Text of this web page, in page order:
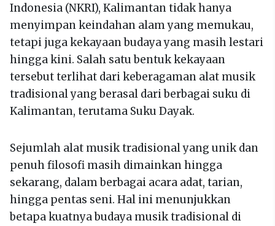
Indonesia (NKRI), Kalimantan tidak hanya
menyimpan keindahan alam yang memukau,
tetapi juga kekayaan budaya yang masih lestari
hingga kini. Salah satu bentuk kekayaan
tersebut terlihat dari keberagaman alat musik
tradisional yang berasal dari berbagai suku di
Kalimantan, terutama Suku Dayak.
Sejumlah alat musik tradisional yang unik dan
penuh filosofi masih dimainkan hingga
sekarang, dalam berbagai acara adat, tarian,
hingga pentas seni. Hal ini menunjukkan
betapa kuatnya budaya musik tradisional di